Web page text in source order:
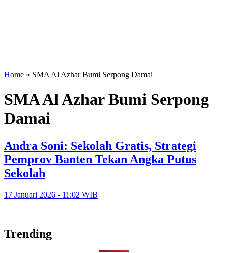
Home » SMA Al Azhar Bumi Serpong Damai
SMA Al Azhar Bumi Serpong
Damai
Andra Soni: Sekolah Gratis, Strategi
Pemprov Banten Tekan Angka Putus
Sekolah
17 Januari 2026 - 11:02 WIB
Trending